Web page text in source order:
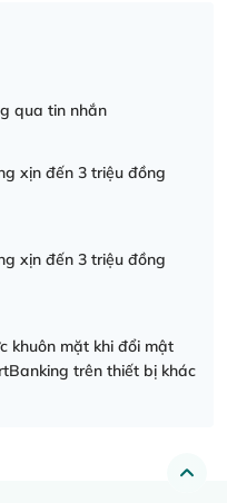
qua tin nhắn
xịn đến 3 triệu đồng
xịn đến 3 triệu đồng
khuôn mặt khi đổi mật
trên thiết bị khác